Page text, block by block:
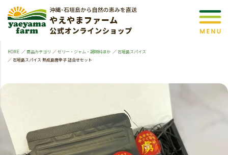
HOME 商品カテゴリ ゼリー・ジャム・調味料ほか
石垣島スパイス
石垣島スパイス 熟成島唐辛子 詰合せセット